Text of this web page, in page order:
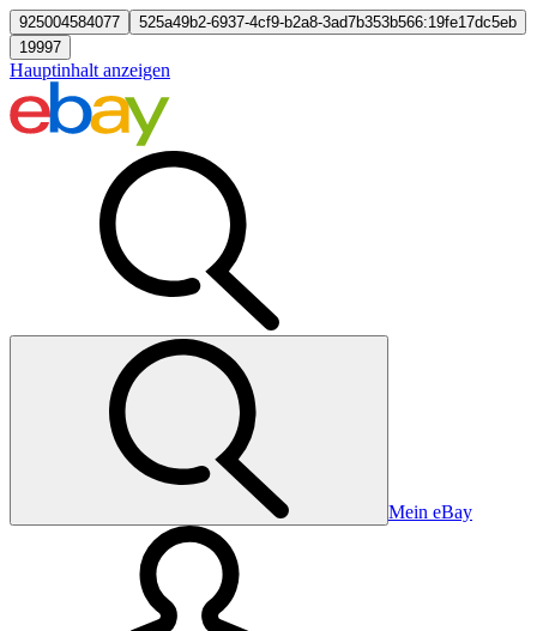
925004584077
525a49b2-6937-4cf9-b2a8-3ad7b353b566:19fe17dc5eb
19997
Hauptinhalt anzeigen
Mein eBay